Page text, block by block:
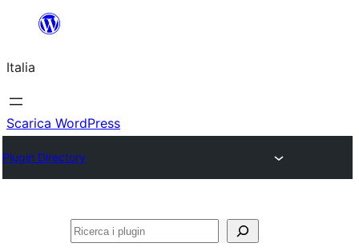
contenuto
Italia
Scarica WordPress
Plugin Directory
Cerca